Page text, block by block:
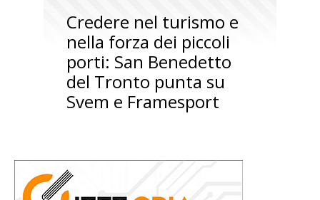
Credere nel turismo e
nella forza dei piccoli
porti: San Benedetto
del Tronto punta su
Svem e Framesport